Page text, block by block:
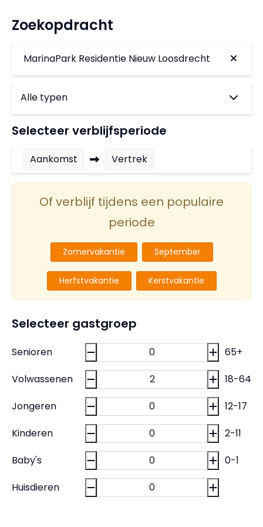
Zoekopdracht
MarinaPark Residentie Nieuw Loosdrecht
Selecteer verblijfsperiode
Aankomst Vertrek
Of verblijf tijdens een populaire
periode
Zomervakantie September
Herfstvakantie Kerstvakantie
Selecteer gastgroep
Senioren
65+
Volwassenen
18-64
Jongeren
12-17
Kinderen
2-11
Baby's
0-1
Huisdieren